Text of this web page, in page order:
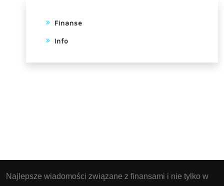
Finanse
Info
Najlepsze wiadomości związane z finansami i nie tylko w